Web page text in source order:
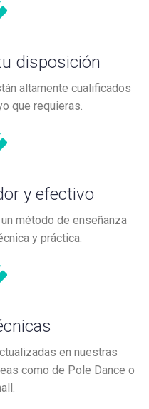
disposición
altamente cualificados
que requieras.
y efectivo
método de enseñanza
y práctica.
en nuestras
como de Pole Dance o